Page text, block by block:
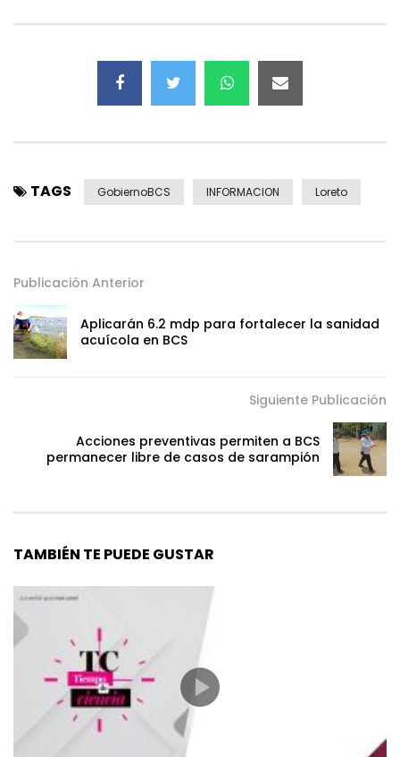
TAGS GobiernoBCS INFORMACION Loreto
Publicación Anterior
Aplicarán 6.2 mdp para fortalecer la sanidad
acuícola en BCS
Siguiente Publicación
Acciones preventivas permiten a BCS
permanecer libre de casos de sarampión
TAMBIÉN TE PUEDE GUSTAR